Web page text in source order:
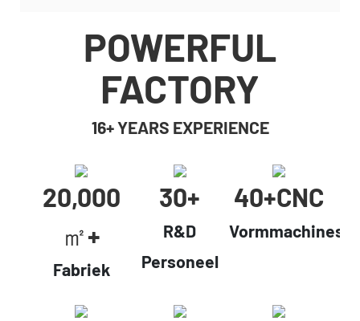
POWERFUL
FACTORY
16+ YEARS EXPERIENCE
20,000
㎡+
Fabriek
30+
R&D
Personeel
40+cNC
Vormmachines